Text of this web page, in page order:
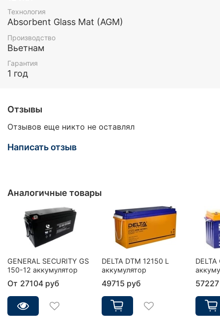
Технология
Absorbent Glass Mat (AGM)
Производство
Вьетнам
Гарантия
1 год
Отзывы
Отзывов еще никто не оставлял
Написать отзыв
Аналогичные товары
GENERAL SECURITY GS
150-12 аккумулятор
От 27104 руб
DELTA DTM 12150 L
аккумулятор
49715 руб